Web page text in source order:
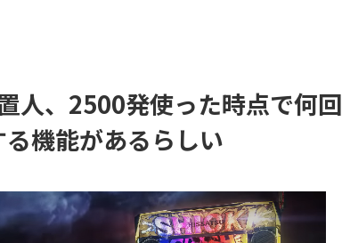
人、2500発使った時点で何回
機能があるらしい